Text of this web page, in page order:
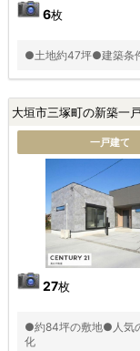
6枚
●土地約47坪●建築条
大垣市三塚町の新築一
一戸建て
27枚
●約84坪の敷地●人気
化